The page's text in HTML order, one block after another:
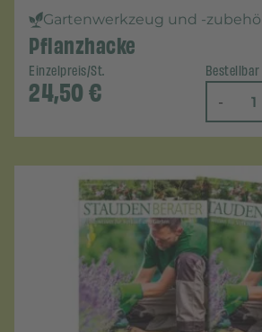
Gartenwerkzeug und -
Pflanzhacke
Einzelpreis/St.
24,50€
Bestellbar
-